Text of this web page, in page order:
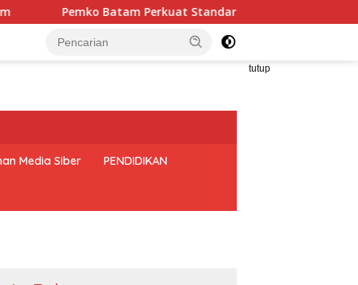
Batam Perkuat Standar Pelayanan, Firmansyah: SOP
tutup
Media Siber PENDIDIKAN